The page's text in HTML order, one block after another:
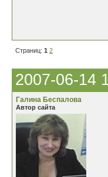
Страниц: 1 2
2007-06-14
Галина Беспалова
Автор сайта